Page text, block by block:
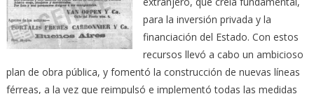
para la inversión privada y la
financiación del Estado. Con estos
recursos llevó a cabo un ambicioso
plan de obra pública, y fomentó la construcción de nuevas líneas
férreas, a la vez que reimpulsó e implementó todas las medidas